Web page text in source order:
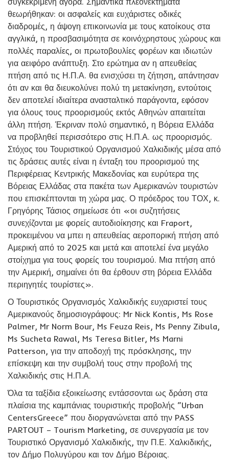
θεωρήθηκαν: οι ασφαλείς και ευχάριστες οδικές
διαδρομές, η άψογη επικοινωνία με τους κατοίκους στα
αγγλικά, η προσβασιμότητα σε κοινόχρηστους χώρους και
πολλές παραλίες, οι πρωτοβουλίες φορέων και ιδιωτών
για αειφόρο ανάπτυξη. Στο ερώτημα αν η απευθείας
πτήση από τις Η.Π.Α. θα ενισχύσει τη ζήτηση, απάντησαν
ότι αν και θα διευκολύνει πολύ τη μετακίνηση, εντούτοις
δεν αποτελεί ιδιαίτερα ανασταλτικό παράγοντα, εφόσον
για όλους τους προορισμούς εκτός Αθηνών απαιτείται
άλλη πτήση. Έκριναν πολύ σημαντικό, η Βόρεια Ελλάδα
να προβληθεί περισσότερο στις Η.Π.Α. ως προορισμός.
Στόχος του Τουριστικού Οργανισμού Χαλκιδικής μέσα από
τις δράσεις αυτές είναι η ένταξη του προορισμού της
Περιφέρειας Κεντρικής Μακεδονίας και ευρύτερα της
Βόρειας Ελλάδας στα πακέτα των Αμερικανών τουριστών
που επισκέπτονται τη χώρα μας. Ο πρόεδρος του ΤΟΧ, κ.
Γρηγόρης Τάσιος σημείωσε ότι «οι συζητήσεις
συνεχίζονται με φορείς αυτοδιοίκησης και Fraport,
προκειμένου να μπει η απευθείας αεροπορική πτήση από
Αμερική από το 2025 και μετά και αποτελεί ένα μεγάλο
στοίχημα για τους φορείς του τουρισμού. Μια πτήση από
την Αμερική, σημαίνει ότι θα έρθουν στη βόρεια Ελλάδα
περιηγητές τουρίστες».
Ο Τουριστικός Οργανισμός Χαλκιδικής ευχαριστεί τους
Αμερικανούς δημοσιογράφους: Mr Nick Kontis, Ms Rose
Palmer, Mr Norm Bour, Ms Feuza Reis, Ms Penny Zibula,
Ms Sucheta Rawal, Ms Teresa Bitler, Ms Marni
Patterson, για την αποδοχή της πρόσκλησης, την
επίσκεψη και την συμβολή τους στην προβολή της
Χαλκιδικής στις Η.Π.Α.
Όλα τα ταξίδια εξοικείωσης εντάσσονται ως δράση στα
πλαίσια της καμπάνιας τουριστικής προβολής “Urban
CentersGreece” που διοργανώνεται από την PASS
PARTOUT – Tourism Marketing, σε συνεργασία με τον
Τουριστικό Οργανισμό Χαλκιδικής, την Π.Ε. Χαλκιδικής,
τον Δήμο Πολυγύρου και τον Δήμο Βέροιας.